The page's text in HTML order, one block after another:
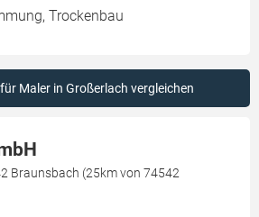
Trockenbau
Maler in Großerlach vergleichen
Braunsbach (25km von 74542